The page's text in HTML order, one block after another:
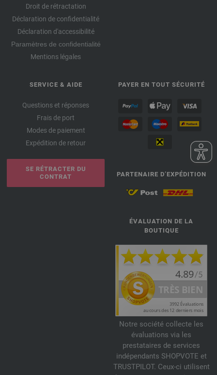
Droit de rétractation
Déclaration de confidentialité
Déclaration d'accessibilité
Paramètres de confidentialité
Mentions légales
SERVICE & AIDE
Questions et réponses
Frais de port
Modes de paiement
Expédition de retour
SE RÉTRACTER DU
CONTRAT
PAYER EN TOUT SÉCURITÉ
PARTENAIRE D’EXPÉDITION
ÉVALUATION DE LA
BOUTIQUE
Notre société collecte les
évaluations via les
prestataires de services
indépendants SHOPVOTE et
TRUSTPILOT. Ceux-ci utilisent